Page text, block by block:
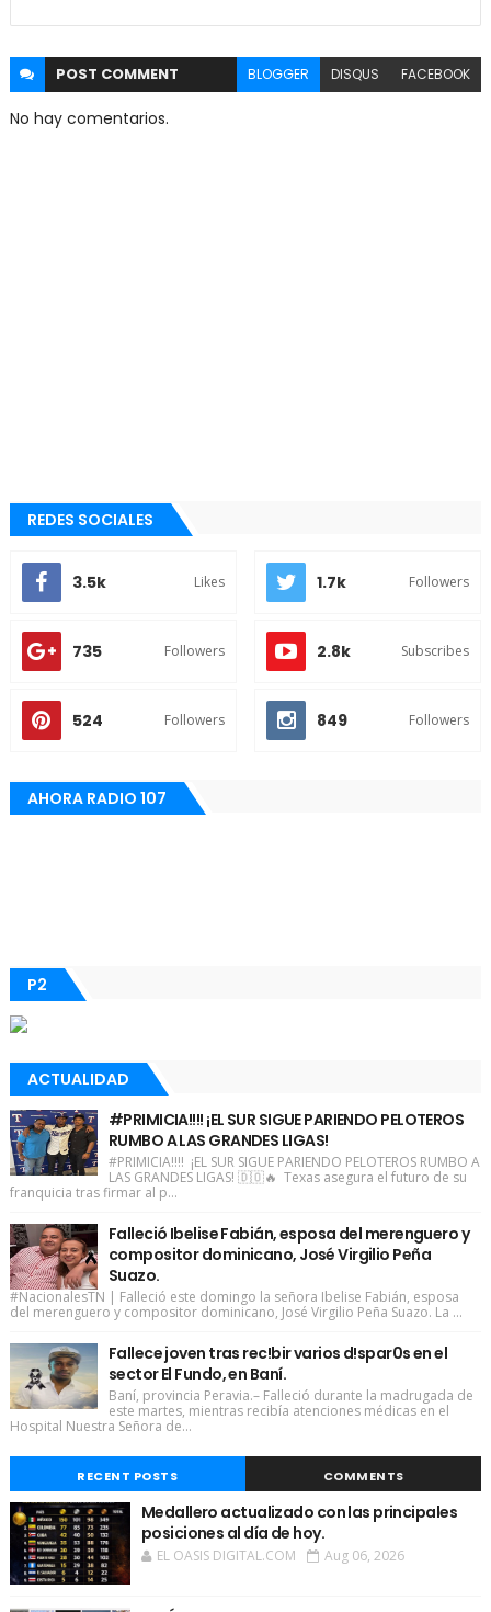
POST COMMENT BLOGGER DISQUS FACEBOOK
No hay comentarios.
REDES SOCIALES
3.5k Likes 1.7k Followers
735 Followers 2.8k Subscribes
524 Followers 849 Followers
AHORA RADIO 107
P2
ACTUALIDAD
#PRIMICIA!!!! ¡EL SUR SIGUE PARIENDO PELOTEROS
RUMBO A LAS GRANDES LIGAS!
#PRIMICIA!!!! ¡EL SUR SIGUE PARIENDO PELOTEROS RUMBO A
LAS GRANDES LIGAS! 🇩🇴🔥 Texas asegura el futuro de su
franquicia tras firmar al p...
Falleció Ibelise Fabián, esposa del merenguero y
compositor dominicano, José Virgilio Peña
Suazo.
#NacionalesTN | Falleció este domingo la señora Ibelise Fabián, esposa
del merenguero y compositor dominicano, José Virgilio Peña Suazo. La ...
Fallece joven tras rec!bir varios d!spar0s en el
sector El Fundo, en Baní.
Baní, provincia Peravia.– Falleció durante la madrugada de
este martes, mientras recibía atenciones médicas en el
Hospital Nuestra Señora de...
RECENT POSTS COMMENTS
Medallero actualizado con las principales
posiciones al día de hoy.
EL OASIS DIGITAL.COM Aug 06, 2026